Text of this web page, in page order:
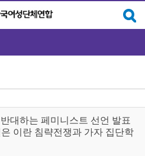
대하는 페미니스트 선언 발표
이란 침략전쟁과 가자 집단학